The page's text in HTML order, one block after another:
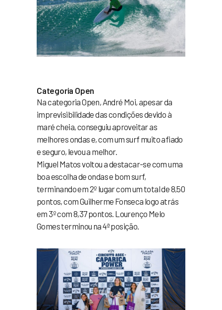
Categoria Open
Na categoria Open, André Moi, apesar da
imprevisibilidade das condições devido à
maré cheia, conseguiu aproveitar as
melhores ondas e, com um surf muito afiado
e seguro, levou a melhor.
Miguel Matos voltou a destacar-se com uma
boa escolha de ondas e bom surf,
terminando em 2º lugar com um total de 8,50
pontos, com Guilherme Fonseca logo atrás
em 3º com 8,37 pontos. Lourenço Melo
Gomes terminou na 4ª posição.